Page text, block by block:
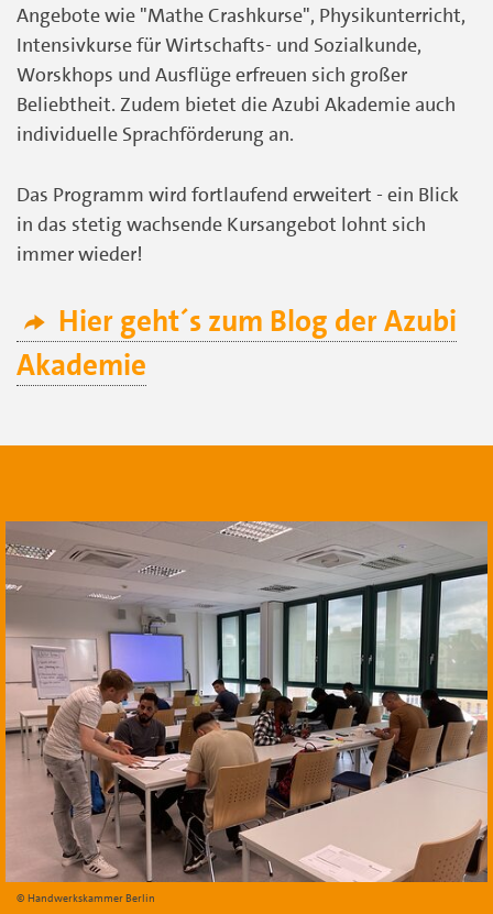
Angebote wie "Mathe Crashkurse", Physikunterricht,
Intensivkurse für Wirtschafts- und Sozialkunde,
Worskhops und Ausflüge erfreuen sich großer
Beliebtheit. Zudem bietet die Azubi Akademie auch
individuelle Sprachförderung an.
Das Programm wird fortlaufend erweitert - ein Blick
in das stetig wachsende Kursangebot lohnt sich
immer wieder!
Hier geht´s zum Blog der Azubi
Akademie
Handwerkskammer Berlin